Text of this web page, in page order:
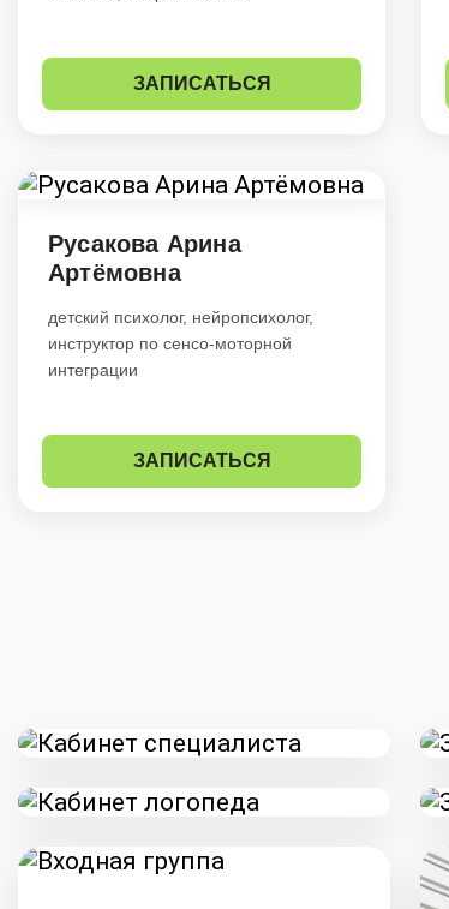
ЗАПИСАТЬСЯ
Русакова Арина
Артёмовна
детский психолог, нейропсихолог,
инструктор по сенсо-моторной
интеграции
ЗАПИСАТЬСЯ